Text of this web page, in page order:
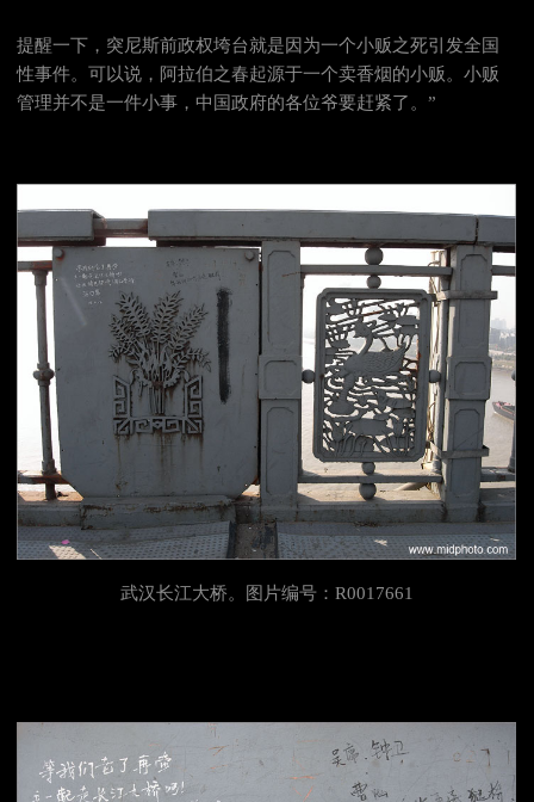
提醒一下，突尼斯前政权垮台就是因为一个小贩之死引发全国
性事件。可以说，阿拉伯之春起源于一个卖香烟的小贩。小贩
管理并不是一件小事，中国政府的各位爷要赶紧了。”
武汉长江大桥。图片编号：R0017661